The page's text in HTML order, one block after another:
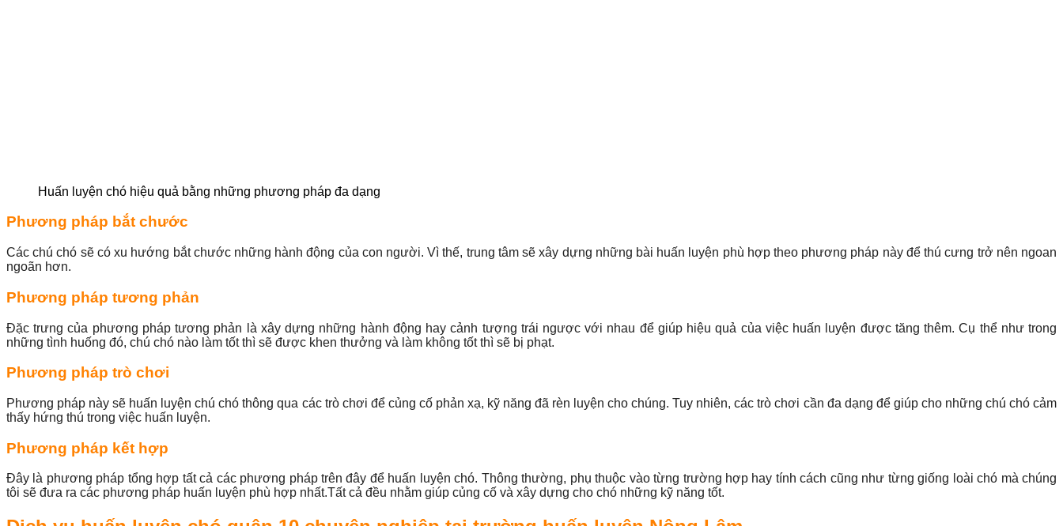
Huấn luyện chó hiệu quả bằng những phương pháp đa dạng
Phương pháp bắt chước
Các chú chó sẽ có xu hướng bắt chước những hành động của con người. Vì thế, trung tâm sẽ xây dựng những bài huấn luyện phù hợp theo phương pháp này để thú cưng trở nên ngoan
ngoãn hơn.
Phương pháp tương phản
Đặc trưng của phương pháp tương phản là xây dựng những hành động hay cảnh tượng trái ngược với nhau để giúp hiệu quả của việc huấn luyện được tăng thêm. Cụ thể như trong
những tình huống đó, chú chó nào làm tốt thì sẽ được khen thưởng và làm không tốt thì sẽ bị phạt.
Phương pháp trò chơi
Phương pháp này sẽ huấn luyện chú chó thông qua các trò chơi để củng cố phản xạ, kỹ năng đã rèn luyện cho chúng. Tuy nhiên, các trò chơi cần đa dạng để giúp cho những chú chó cảm
thấy hứng thú trong việc huấn luyện.
Phương pháp kết hợp
Đây là phương pháp tổng hợp tất cả các phương pháp trên đây để huấn luyện chó. Thông thường, phụ thuộc vào từng trường hợp hay tính cách cũng như từng giống loài chó mà chúng
tôi sẽ đưa ra các phương pháp huấn luyện phù hợp nhất.Tất cả đều nhằm giúp củng cố và xây dựng cho chó những kỹ năng tốt.